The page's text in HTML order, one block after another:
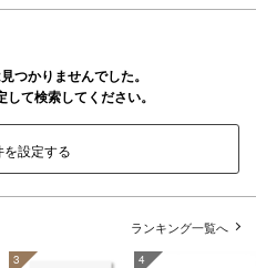
つかりませんでした。
て検索してください。
を設定する
ランキング一覧へ
3 4